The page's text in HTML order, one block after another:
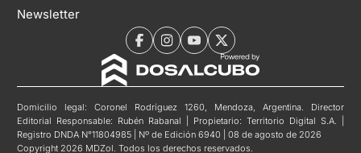
Newsletter
Domicilio legal: Coronel Rodríguez 1260, Mendoza, Argentina. Director
Editorial Responsable: Rubén Rabanal | Propietario: Territorio Digital S.A. |
Registro DNDA N°11804985 | Nº de Edición 6940 | 08 de agosto de 2026
Copyright 2026 MDZol. Todos los derechos reservados.